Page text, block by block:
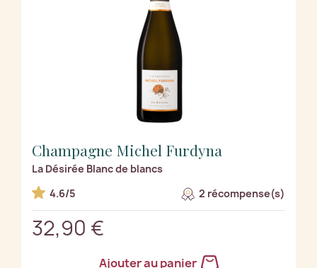
Champagne Michel Furdyna
La Désirée Blanc de blancs
4.6/5
2 récompense(s)
32,90 €
Ajouter au panier